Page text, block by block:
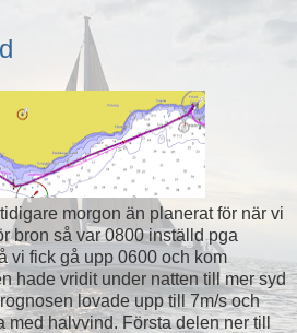
morgon än planerat för när vi
bron så var 0800 inställd pga
vi fick gå upp 0600 och kom
hade vridit under natten till mer syd
lovade upp till 7m/s och
med halvvind. Första delen ner till